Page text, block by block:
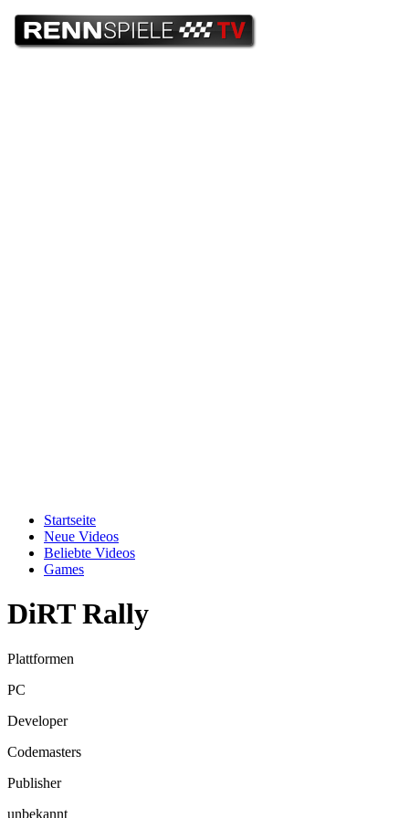
Startseite
Neue Videos
Beliebte Videos
Games
DiRT Rally
Plattformen
PC
Developer
Codemasters
Publisher
unbekannt